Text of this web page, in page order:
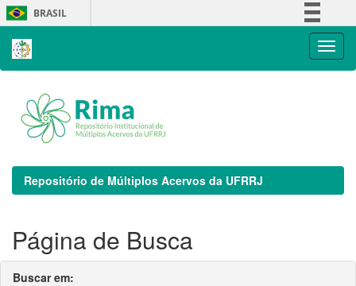
Skip
navigation
BRASIL
Repositório de Múltiplos Acervos da UFRRJ
Página de Busca
Buscar em: